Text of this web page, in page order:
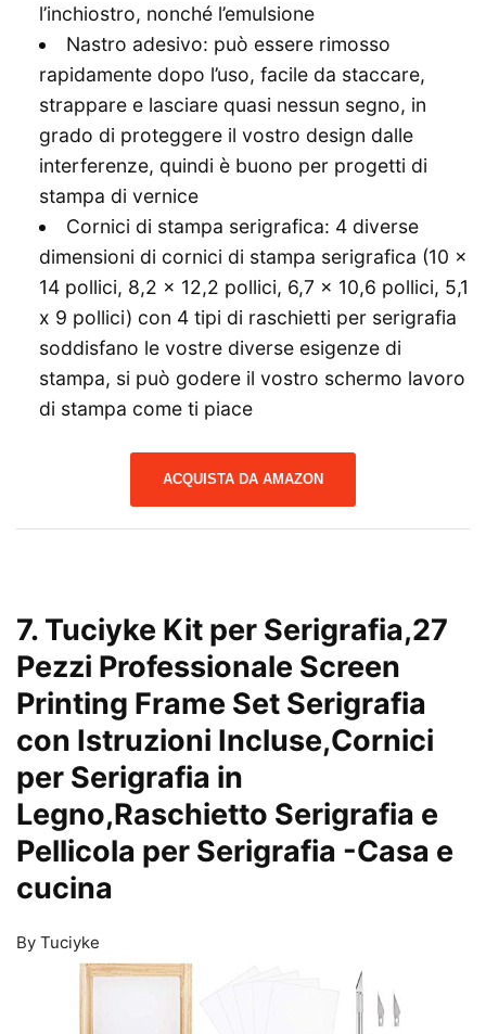
l’inchiostro, nonché l’emulsione
Nastro adesivo: può essere rimosso
rapidamente dopo l’uso, facile da staccare,
strappare e lasciare quasi nessun segno, in
grado di proteggere il vostro design dalle
interferenze, quindi è buono per progetti di
stampa di vernice
Cornici di stampa serigrafica: 4 diverse
dimensioni di cornici di stampa serigrafica (10 x
14 pollici, 8,2 x 12,2 pollici, 6,7 x 10,6 pollici, 5,1
x 9 pollici) con 4 tipi di raschietti per serigrafia
soddisfano le vostre diverse esigenze di
stampa, si può godere il vostro schermo lavoro
di stampa come ti piace
ACQUISTA DA AMAZON
7. Tuciyke Kit per Serigrafia,27
Pezzi Professionale Screen
Printing Frame Set Serigrafia
con Istruzioni Incluse,Cornici
per Serigrafia in
Legno,Raschietto Serigrafia e
Pellicola per Serigrafia -Casa e
cucina
By Tuciyke